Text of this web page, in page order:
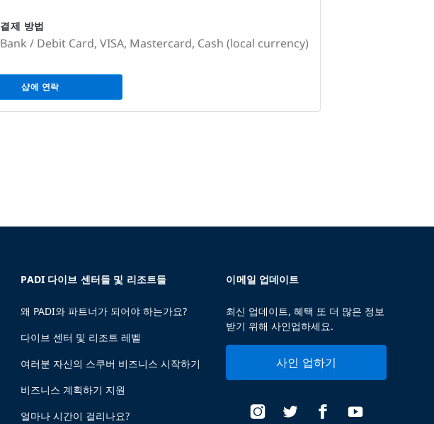
결제 방법
Bank / Debit Card, VISA, Mastercard, Cash (local currency)
샵에 연락
PADI 다이브 센터들 및 리조트들
왜 PADI와 파트너가 되어야 하는가요?
다이브 센터 및 리조트 레벨
여러분 자신의 스쿠버 비즈니스 시작하기
비즈니스 계획하기 지원
얼마나 시간이 걸리나요?
이메일 업데이트
최신 업데이트, 혜택 또 더 많은 정보
받기 위해 사인업하세요.
사인 업하기